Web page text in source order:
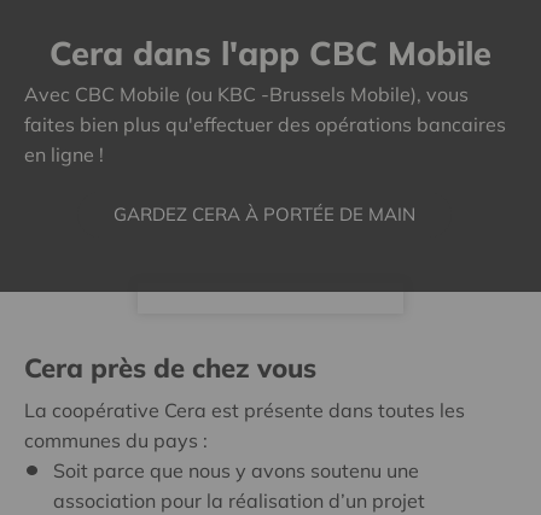
Cera dans l'app CBC Mobile
Avec CBC Mobile (ou KBC -Brussels Mobile), vous
faites bien plus qu'effectuer des opérations bancaires
en ligne !
GARDEZ CERA À PORTÉE DE MAIN
Cera près de chez vous
La coopérative Cera est présente dans toutes les
communes du pays :
Soit parce que nous y avons soutenu une
association pour la réalisation d’un projet